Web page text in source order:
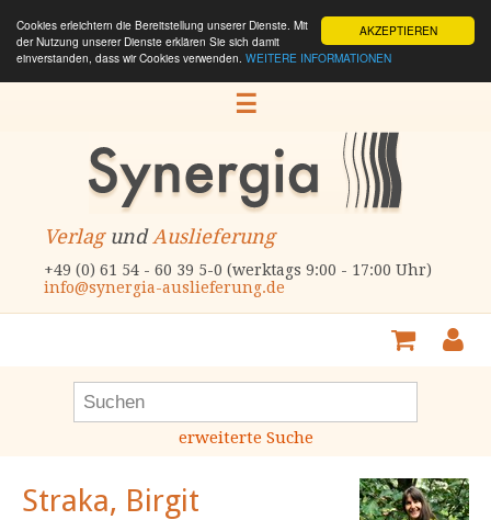
AKZEPTIEREN
Cookies erleichtern die Bereitstellung unserer Dienste. Mit
der Nutzung unserer Dienste erklären Sie sich damit
einverstanden, dass wir Cookies verwenden. WEITERE INFORMATIONEN
☰
VerlagundAuslieferung
+49 (0) 61 54 - 60 39 5-0 (werktags 9:00 - 17:00 Uhr)
info@synergia-auslieferung.de
erweiterte Suche
Straka, Birgit